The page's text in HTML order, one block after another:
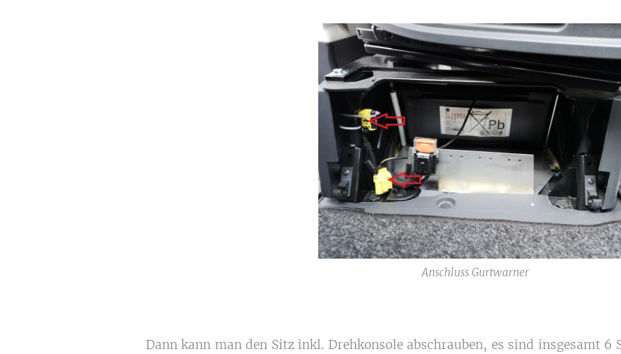
Anschluss Gurtwarner
Dann kann man den Sitz inkl. Drehkonsole abschrauben, es sind insgesamt 6